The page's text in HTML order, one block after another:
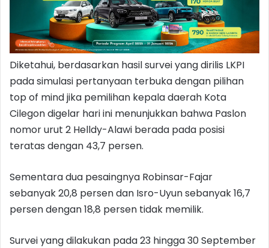
Diketahui, berdasarkan hasil survei yang dirilis LKPI
pada simulasi pertanyaan terbuka dengan pilihan
top of mind jika pemilihan kepala daerah Kota
Cilegon digelar hari ini menunjukkan bahwa Paslon
nomor urut 2 Helldy-Alawi berada pada posisi
teratas dengan 43,7 persen.
Sementara dua pesaingnya Robinsar-Fajar
sebanyak 20,8 persen dan Isro-Uyun sebanyak 16,7
persen dengan 18,8 persen tidak memilik.
Survei yang dilakukan pada 23 hingga 30 September